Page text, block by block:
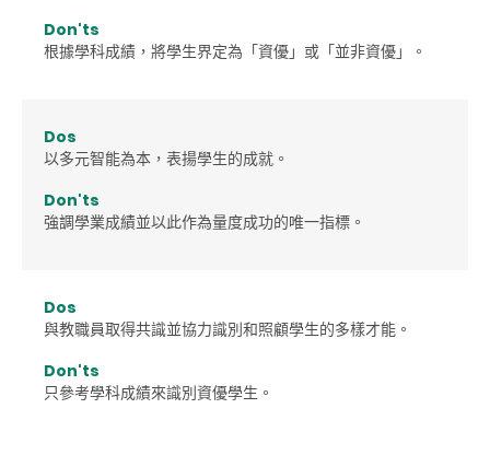
Don'ts
根據學科成績，將學生界定為「資優」或「並非資優」。
Dos
以多元智能為本，表揚學生的成就。
Don'ts
強調學業成績並以此作為量度成功的唯一指標。
Dos
與教職員取得共識並協力識別和照顧學生的多樣才能。
Don'ts
只參考學科成績來識別資優學生。